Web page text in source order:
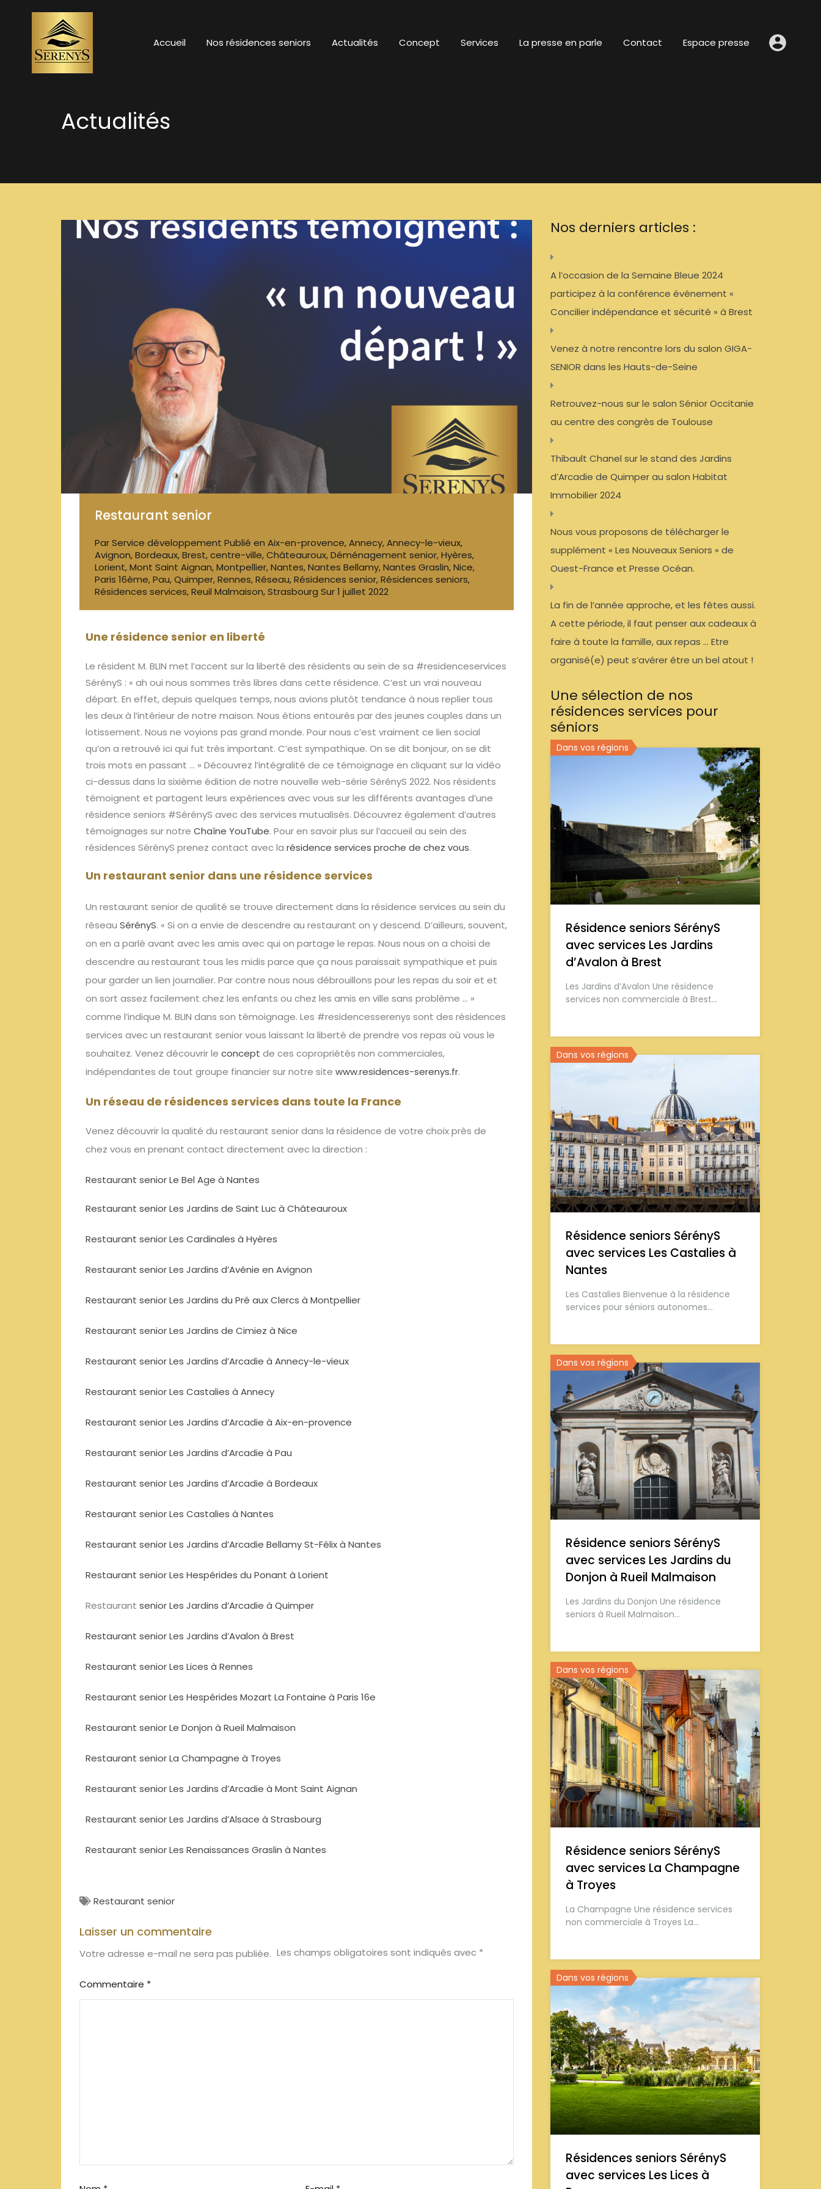
Accueil Nos résidences seniors Actualités Concept Services La presse en parle Contact Espace presse
Actualités
Restaurant senior
ParService développement Publié en Aix-en-provence,Annecy,Annecy-le-vieux,
Avignon,Bordeaux,Brest,centre-ville,Châteauroux,Déménagement senior,Hyères,
Lorient,Mont Saint Aignan,Montpellier,Nantes,Nantes Bellamy,Nantes Graslin,Nice,
Paris 16ème,Pau,Quimper,Rennes,Réseau,Résidences senior,Résidences seniors,
Résidences services,Reuil Malmaison,Strasbourg Sur1 juillet 2022
Une résidence senior en liberté
Le résident M. BLIN met l’accent sur la liberté des résidents au sein de sa #residenceservices
SérényS : « ah oui nous sommes très libres dans cette résidence. C‘est un vrai nouveau
départ. En effet,depuis quelques temps, nous avions plutôt tendance à nous replier tous
les deux à l’intérieur de notre maison. Nous étions entourés par des jeunes couples dans un
lotissement. Nous ne voyions pas grand monde. Pour nous c’est vraiment ce lien social
qu’on a retrouvé ici qui fut très important. C’est sympathique. On se dit bonjour, on se dit
trois mots en passant … » Découvrez l’intégralité de ce témoignage en cliquant sur la vidéo
ci-dessus dans la sixième édition de notre nouvelle web-série SérényS 2022. Nos résidents
témoignent et partagent leurs expériences avec vous sur les différents avantages d’une
résidence seniors #SérényS avec des services mutualisés. Découvrez également d’autres
témoignages sur notre Chaîne YouTube. Pour en savoir plus sur l’accueil au sein des
résidences SérényS prenez contact avecla résidence services proche de chez vous.
Un restaurant senior dans une résidence services
Un restaurant senior de qualité se trouve directement dans la résidence services au sein du
réseau SérényS. « Si on a envie de descendre au restaurant on y descend. D’ailleurs, souvent,
on en a parlé avant avec les amis avec qui on partage le repas. Nous nous on a choisi de
descendre au restaurant tous les midis parce que ça nous paraissait sympathique et puis
pour garder un lien journalier. Par contre nous nous débrouillons pour les repas du soir et et
on sort assez facilement chez les enfants ou chez les amis en ville sans problème … »
comme l’indique M. BLIN dans son témoignage. Les #residencesserenys sont des résidences
services avec un restaurant senior vous laissant la liberté de prendre vos repas où vous le
souhaitez. Venez découvrir le concept de ces copropriétés non commerciales,
indépendantes de tout groupe financiersur notre site www.residences-serenys.fr.
Un réseau de résidences services dans toute la France
Venez découvrir la qualité du restaurant senior dans la résidence de votre choix près de
chez vous en prenant contact directement avec la direction :
Restaurant senior Le Bel Age à Nantes
Restaurant senior Les Jardins de Saint Luc à Châteauroux
Restaurant senior Les Cardinales à Hyères
Restaurant senior Les Jardins d’Avénie en Avignon
Restaurant senior Les Jardins du Pré aux Clercs à Montpellier
Restaurant senior Les Jardins de Cimiez à Nice
Restaurant senior Les Jardins d’Arcadie à Annecy-le-vieux
Restaurant senior Les Castalies à Annecy
Restaurant senior Les Jardins d’Arcadie à Aix-en-provence
Restaurant senior Les Jardins d’Arcadie à Pau
Restaurant senior Les Jardins d’Arcadie à Bordeaux
Restaurant senior Les Castalies à Nantes
Restaurant senior Les Jardins d’Arcadie Bellamy St-Félix à Nantes
Restaurant senior Les Hespérides du Ponant à Lorient
Restaurant senior Les Jardins d’Arcadie à Quimper
Restaurant senior Les Jardins d’Avalon à Brest
Restaurant senior Les Lices à Rennes
Restaurant senior Les Hespérides Mozart La Fontaine à Paris 16e
Restaurant senior Le Donjon à Rueil Malmaison
Restaurant senior La Champagne à Troyes
Restaurant senior Les Jardins d’Arcadie à Mont Saint Aignan
Restaurant senior Les Jardins d’Alsace à Strasbourg
Restaurant senior Les Renaissances Graslin à Nantes
Restaurant senior
Laisser un commentaire
Votre adresse e-mail ne sera pas publiée. Les champs obligatoires sont indiqués avec *
Commentaire *
Nos derniers articles :
A l’occasion de la Semaine Bleue 2024
participez à la conférence événement «
Concilier indépendance et sécurité » à Brest
Venez à notre rencontre lors du salon GIGA-
SENIOR dans les Hauts-de-Seine
Retrouvez-nous sur le salon Sénior Occitanie
au centre des congrès de Toulouse
Thibault Chanel sur le stand des Jardins
d’Arcadie de Quimper au salon Habitat
Immobilier 2024
Nous vous proposons de télécharger le
supplément « Les Nouveaux Seniors » de
Ouest-France et Presse Océan.
La fin de l’année approche, et les fêtes aussi.
A cette période, il faut penser aux cadeaux à
faire à toute la famille, aux repas … Etre
organisé(e) peut s’avérer être un bel atout !
Une sélection de nos
résidences services pour
séniors
Dans vos régions
Résidence seniors SérényS
avec services Les Jardins
d’Avalon à Brest
Les Jardins d’Avalon Une résidence
services non commerciale à Brest…
Dans vos régions
Résidence seniors SérényS
avec services Les Castalies à
Nantes
Les Castalies Bienvenue à la résidence
services pour séniors autonomes…
Dans vos régions
Résidence seniors SérényS
avec services Les Jardins du
Donjon à Rueil Malmaison
Les Jardins du Donjon Une résidence
seniors à Rueil Malmaison…
Dans vos régions
Résidence seniors SérényS
avec services La Champagne
à Troyes
La Champagne Une résidence services
non commerciale à Troyes La…
Dans vos régions
Résidences seniors SérényS
avec services Les Lices à